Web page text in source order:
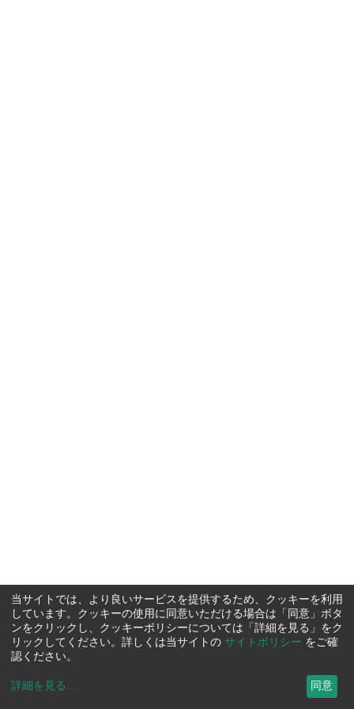
当サイトでは、より良いサービスを提供するため、クッキーを利用
しています。クッキーの使用に同意いただける場合は「同意」ボタ
ンをクリックし、クッキーポリシーについては「詳細を見る」をク
リックしてください。詳しくは当サイトの サイトポリシー をご確
認ください。
詳細を見る ... 同意